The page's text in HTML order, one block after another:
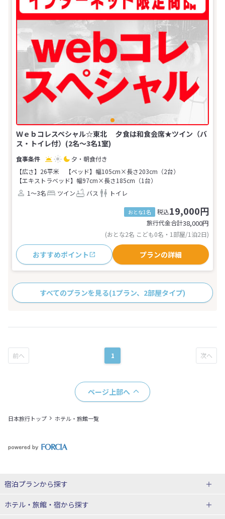
Ｗｅｂコレスペシャル☆東北 夕食は和食会席★ツイン（バ
ス・トイレ付）(2名～3名1室)
夕・朝食付き
【広さ】26平米
【ベッド】幅105cm×長さ203cm（2台）
【エキストラベッド】幅97cm×長さ185cm（1台）
1～3名
ツイン バス トイレ
おとな1名 税込19,000円
旅行代金合計38,000円
(おとな2名 こども0名・1部屋/1泊2日)
おすすめポイント プランの詳細
すべてのプランを見る(1プラン、2部屋タイプ)
1
ページ上部へ
日本旅行トップ ホテル・旅館一覧
宿泊プランから探す
北海道
ホテル・旅館・宿から探す